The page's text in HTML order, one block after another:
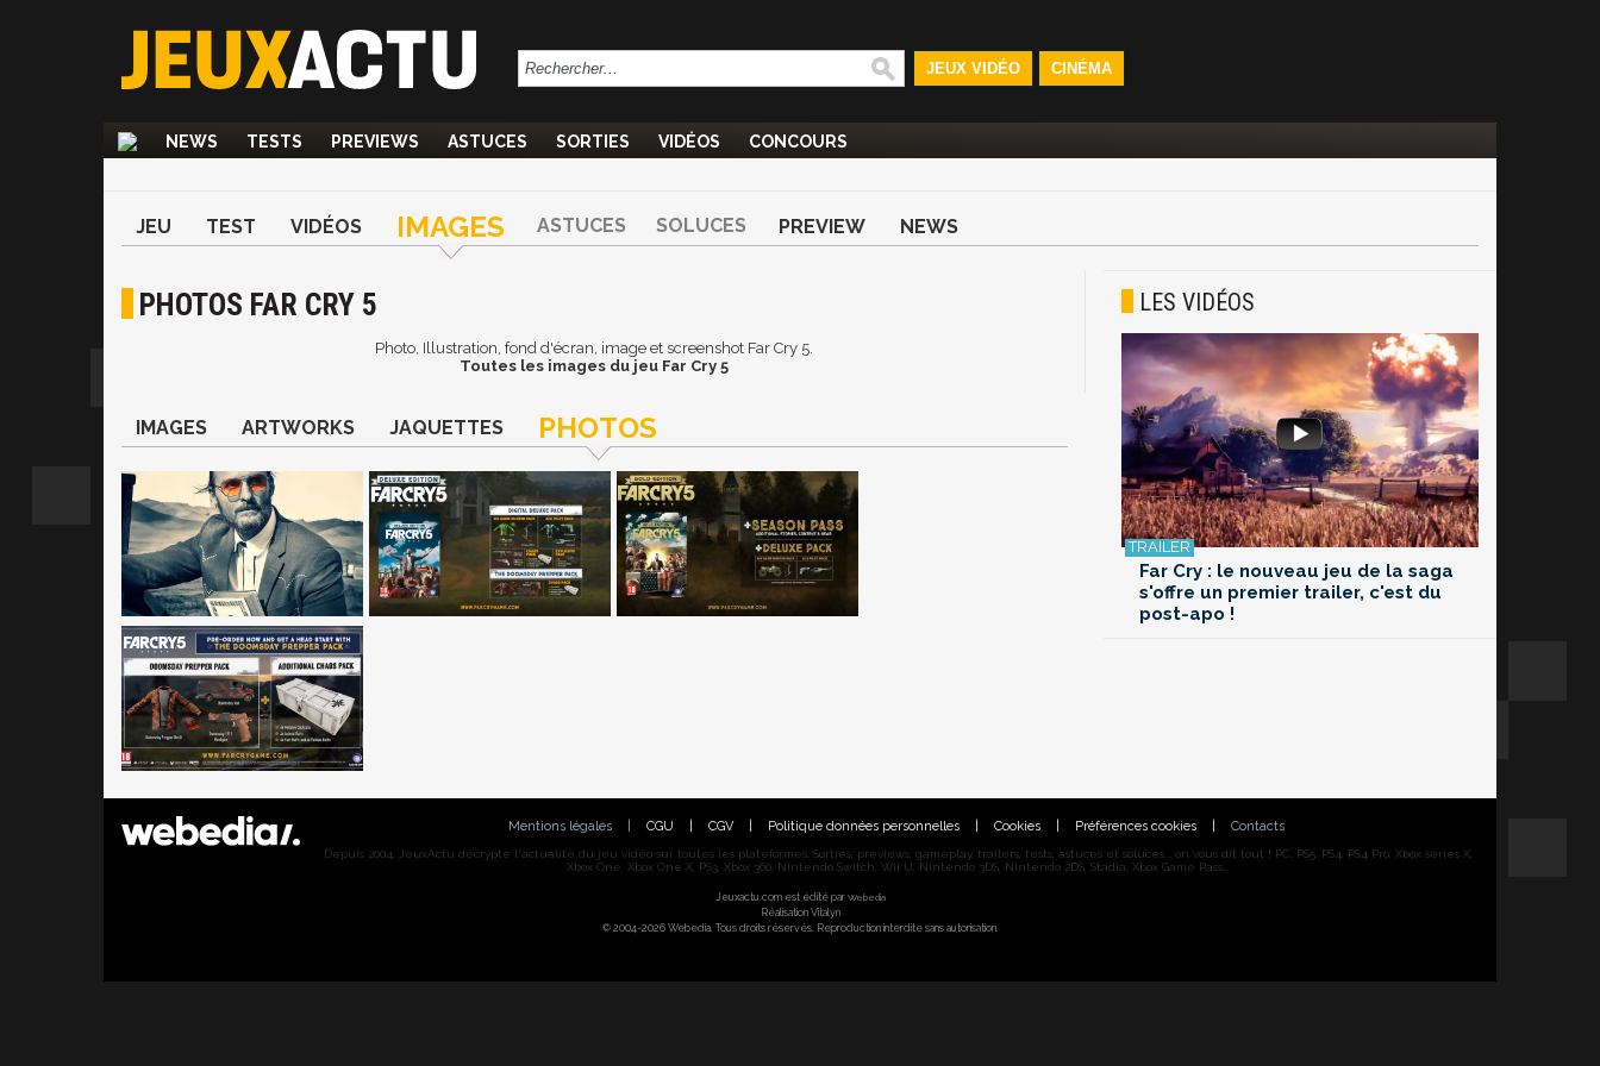
JEUX VIDÉO CINÉMA
NEWS TESTS PREVIEWS ASTUCES SORTIES VIDÉOS CONCOURS
JEU TEST VIDÉOS IMAGES ASTUCES SOLUCES PREVIEW NEWS
PHOTOS FAR CRY 5
Photo, Illustration, fond d'écran, image et screenshot Far Cry 5.
Toutes les images du jeu Far Cry 5
IMAGES ARTWORKS JAQUETTES PHOTOS
LES VIDÉOS
Far Cry : le nouveau jeu de la saga
s'offre un premier trailer, c'est du
post-apo !
Mentions légales CGU CGV Politique données personnelles Cookies Préférences cookies Contacts
Depuis 2004, JeuxActu décrypte l'actualité du jeu vidéo sur toutes les plateformes. Sorties, previews, gameplay, trailers, tests, astuces et soluces... on vous dit tout ! PC, PS5, PS4, PS4 Pro, Xbox series X,
Xbox One, Xbox One X, PS3, Xbox 360, Nintendo Switch, Wii U, Nintendo 3DS, Nintendo 2DS, Stadia, Xbox Game Pass...
Jeuxactu.com est édité par Webedia
Réalisation Vitalyn
© 2004-2026 Webedia. Tous droits réservés. Reproduction interdite sans autorisation.